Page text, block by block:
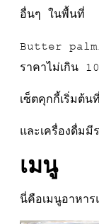
อื่นๆ ในพื้นที่
Butter
ราคาไม่เกิน
เซ็ตคุกกี้เริ่มต้
และเครื่องดื่ม
เมนู
นี่คือเมนูอาหา